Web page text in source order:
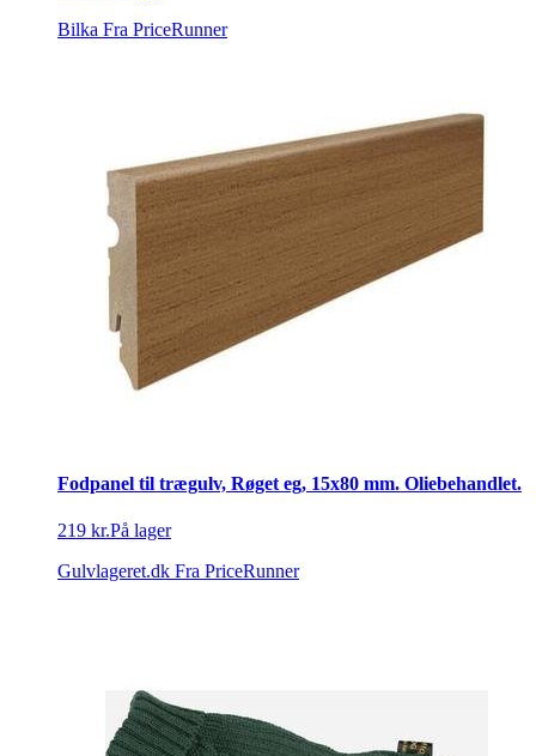
Bilka Fra PriceRunner
Fodpanel til trægulv, Røget eg, 15x80 mm. Oliebehandlet.
219 kr.På lager
Gulvlageret.dk Fra PriceRunner